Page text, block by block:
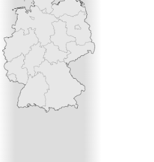
Main
Immobiliensuche
nach Kreis
nach Amtsgericht